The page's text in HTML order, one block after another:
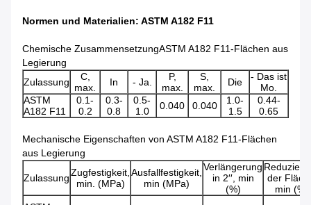
Normen und Materialien: ASTM A182 F11
Chemische ZusammensetzungASTM A182 F11-Flächen aus
Legierung
Zulassung
C,
max.
In - Ja.
P,
max.
S,
max.
Die
- Das ist
Mo.
ASTM
A182 F11
0.1-
0.2
0.3-
0.8
0.5-
1.0
0.040 0.040
1.0-
1.5
0.44-
0.65
Mechanische Eigenschaften von ASTM A182 F11-Flächen
aus Legierung
ZulassungZugfestigkeit,
min. (MPa)
Ausfallfestigkeit,
min (MPa)
Verlängerung
in 2′′, min
(%)
der
min (%)